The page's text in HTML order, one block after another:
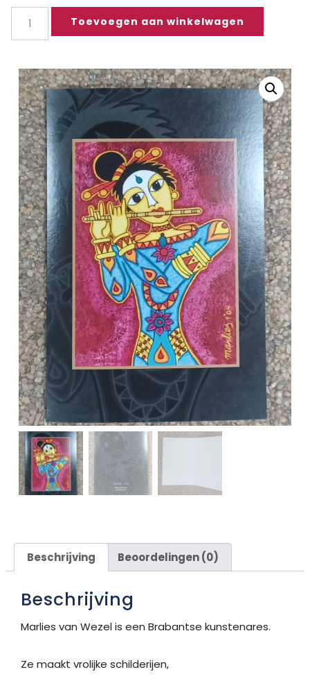
Toevoegen aan winkelwagen
Beschrijving Beoordelingen (0)
Beschrijving
Marlies van Wezel is een Brabantse kunstenares.
Ze maakt vrolijke schilderijen,